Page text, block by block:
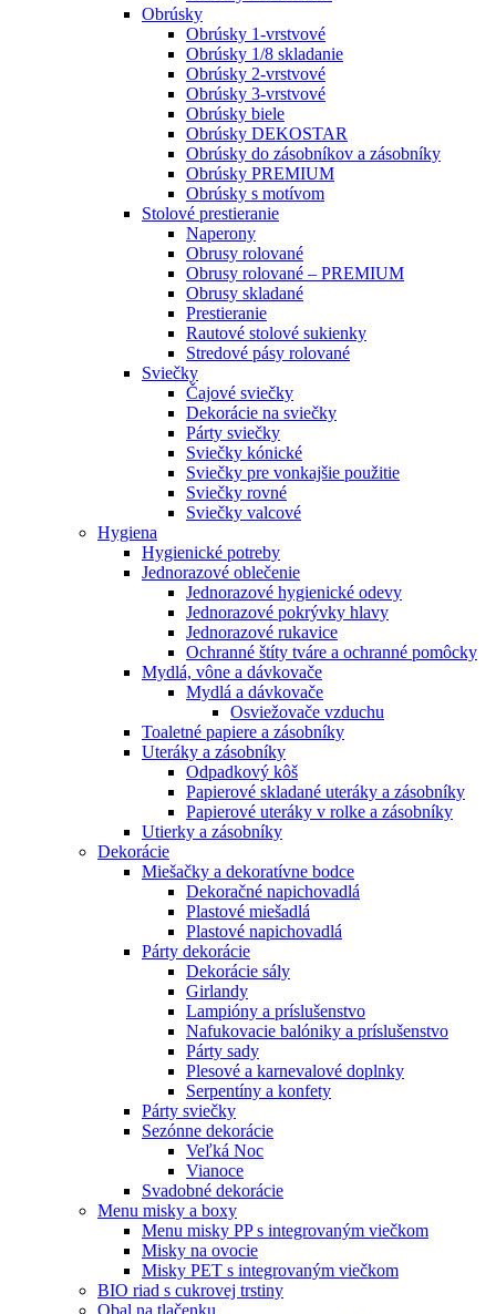
Obrúsky
Obrúsky 1-vrstvové
Obrúsky 1/8 skladanie
Obrúsky 2-vrstvové
Obrúsky 3-vrstvové
Obrúsky biele
Obrúsky DEKOSTAR
Obrúsky do zásobníkov a zásobníky
Obrúsky PREMIUM
Obrúsky s motívom
Stolové prestieranie
Naperony
Obrusy rolované
Obrusy rolované – PREMIUM
Obrusy skladané
Prestieranie
Rautové stolové sukienky
Stredové pásy rolované
Sviečky
Čajové sviečky
Dekorácie na sviečky
Párty sviečky
Sviečky kónické
Sviečky pre vonkajšie použitie
Sviečky rovné
Sviečky valcové
Hygiena
Hygienické potreby
Jednorazové oblečenie
Jednorazové hygienické odevy
Jednorazové pokrývky hlavy
Jednorazové rukavice
Ochranné štíty tváre a ochranné pomôcky
Mydlá, vône a dávkovače
Mydlá a dávkovače
Osviežovače vzduchu
Toaletné papiere a zásobníky
Uteráky a zásobníky
Odpadkový kôš
Papierové skladané uteráky a zásobníky
Papierové uteráky v rolke a zásobníky
Utierky a zásobníky
Dekorácie
Miešačky a dekoratívne bodce
Dekoračné napichovadlá
Plastové miešadlá
Plastové napichovadlá
Párty dekorácie
Dekorácie sály
Girlandy
Lampióny a príslušenstvo
Nafukovacie balóniky a príslušenstvo
Párty sady
Plesové a karnevalové doplnky
Serpentíny a konfety
Párty sviečky
Sezónne dekorácie
Veľká Noc
Vianoce
Svadobné dekorácie
Menu misky a boxy
Menu misky PP s integrovaným viečkom
Misky na ovocie
Misky PET s integrovaným viečkom
BIO riad s cukrovej trstiny
Obal na tlačenku